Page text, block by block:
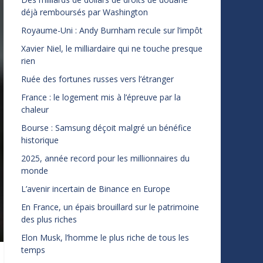
déjà remboursés par Washington
Royaume-Uni : Andy Burnham recule sur l’impôt
Xavier Niel, le milliardaire qui ne touche presque
rien
Ruée des fortunes russes vers l’étranger
France : le logement mis à l’épreuve par la
chaleur
Bourse : Samsung déçoit malgré un bénéfice
historique
2025, année record pour les millionnaires du
monde
L’avenir incertain de Binance en Europe
En France, un épais brouillard sur le patrimoine
des plus riches
Elon Musk, l’homme le plus riche de tous les
temps